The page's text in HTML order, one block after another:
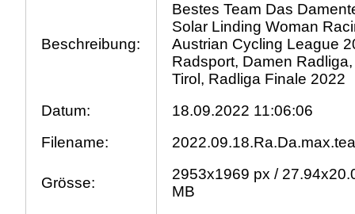
Beschreibung:
Bestes Team Das
Solar Linding Woman
Austrian Cycling League
Radsport, Damen
Tirol, Radliga Finale 2022
Datum:
18.09.2022 11:06:06
Filename:
Grösse:
2953x1969 px /
MB